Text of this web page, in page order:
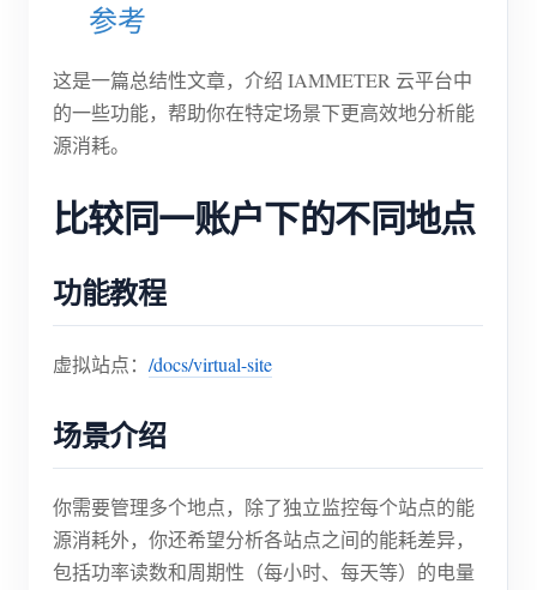
应用
光伏系统能源监控
用电监控
家庭自动化
商店
资源
文档
常见问题
贡献者计划
IAMMETER 活动
论坛
站点探索
光伏排名
解决方案
联系我们
关于我们
参考
这是一篇总结性文章，介绍 IAMMETER 云平台中
的一些功能，帮助你在特定场景下更高效地分析能
源消耗。
比较同一账户下的不同地点
功能教程
虚拟站点： /docs/virtual-site
场景介绍
你需要管理多个地点，除了独立监控每个站点的能
源消耗外，你还希望分析各站点之间的能耗差异，
包括功率读数和周期性（每小时、每天等）的电量